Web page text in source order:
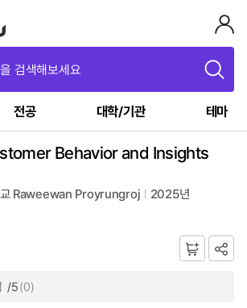
검색해보세요
전공 대학/기관 테마
Behavior and Insights
교 Raweewan Proyrungroj 2025년
/5(0)